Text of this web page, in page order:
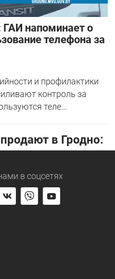
ГАИ напоминает о
телефона за
и профилактики
контроль за
теле...
в Гродно:
в соцсетях